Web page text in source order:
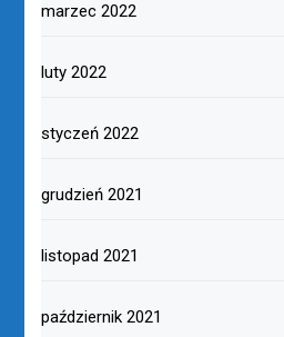
marzec 2022
luty 2022
styczeń 2022
grudzień 2021
listopad 2021
październik 2021